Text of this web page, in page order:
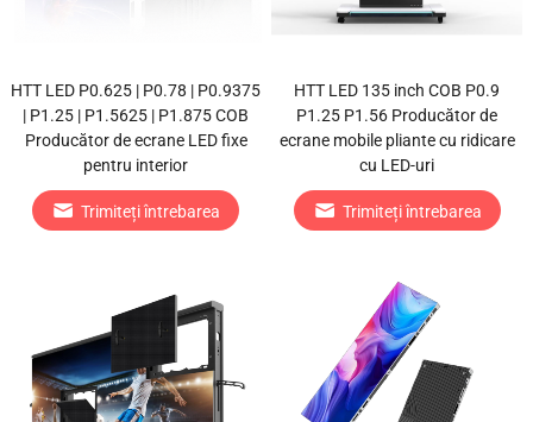
HTT LED P0.625 | P0.78 | P0.9375
| P1.25 | P1.5625 | P1.875 COB
Producător de ecrane LED fixe
pentru interior
Trimiteți întrebarea
HTT LED 135 inch COB P0.9
P1.25 P1.56 Producător de
ecrane mobile pliante cu ridicare
cu LED-uri
Trimiteți întrebarea